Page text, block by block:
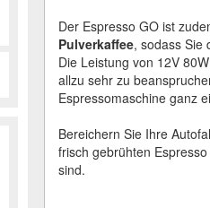
​Der Espresso GO ist
Pulverkaffee, sodass Sie
Die Leistung von 12V
allzu sehr zu
Espressomaschine ganz
Bereichern Sie Ihre
frisch gebrühten
sind.